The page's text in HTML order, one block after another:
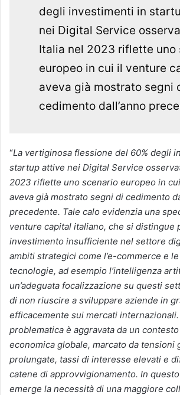
degli investimenti in
nei Digital Service
Italia nel 2023 riflette uno
europeo in cui il venture
aveva già mostrato segni
cedimento dall’anno
“La vertiginosa flessione del 60% degli
startup attive nei Digital Service
2023 riflette uno scenario europeo in
aveva già mostrato segni di cedimento
precedente. Tale calo evidenzia una
venture capital italiano, che si distingue
investimento insufficiente nel settore
ambiti strategici come l’e-commerce e
tecnologie, ad esempio l’intelligenza
un’adeguata focalizzazione su questi
di non riuscire a sviluppare aziende in
efficacemente sui mercati
problematica è aggravata da un
economica globale, marcato da tensioni
prolungate, tassi di interesse elevati e
catene di approvvigionamento. In
emerge la necessità di una maggiore